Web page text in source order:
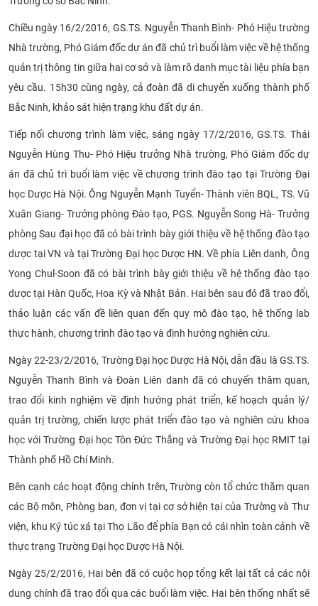
Chiều ngày 16/2/2016, GS.TS. Nguyễn Thanh Bình- Phó Hiệu trường
Nhà trường, Phó Giám đốc dự án đã chủ trì buổi làm việc về hệ thống
quản trị thông tin giữa hai cơ sở và làm rõ danh mục tài liệu phía bạn
yêu cầu. 15h30 cùng ngày, cả đoàn đã di chuyển xuống thành phố
Bắc Ninh, khảo sát hiện trạng khu đất dự án.
Tiếp nối chương trình làm việc, sáng ngày 17/2/2016, GS.TS. Thái
Nguyễn Hùng Thu- Phó Hiệu trưởng Nhà trường, Phó Giám đốc dự
án đã chủ trì buổi làm việc về chương trình đào tạo tại Trường Đại
học Dược Hà Nội. Ông Nguyễn Mạnh Tuyển- Thành viên BQL, TS. Vũ
Xuân Giang- Trưởng phòng Đào tạo, PGS. Nguyễn Song Hà- Trưởng
phòng Sau đại học đã có bài trình bày giới thiệu về hệ thống đào tạo
dược tại VN và tại Trường Đại học Dược HN. Về phía Liên danh, Ông
Yong Chul-Soon đã có bài trình bày giới thiệu về hệ thống đào tạo
dược tại Hàn Quốc, Hoa Kỳ và Nhật Bản. Hai bên sau đó đã trao đổi,
thảo luận các vấn đề liên quan đến quy mô đào tạo, hệ thống lab
thực hành, chương trình đào tạo và định hướng nghiên cứu.
Ngày 22-23/2/2016, Trường Đại học Dược Hà Nội, dẫn đầu là GS.TS.
Nguyễn Thanh Bình và Đoàn Liên danh đã có chuyến thăm quan,
trao đổi kinh nghiệm về định hướng phát triển, kế hoạch quản lý/
quản trị trường, chiến lược phát triển đào tạo và nghiên cứu khoa
học với Trường Đại học Tôn Đức Thắng và Trường Đại học RMIT tại
Thành phố Hồ Chí Minh.
Bên cạnh các hoạt động chính trên, Trường còn tổ chức thăm quan
các Bộ môn, Phòng ban, đơn vị tại cơ sở hiện tại của Trường và Thư
viện, khu Ký túc xá tại Thọ Lão để phía Bạn có cái nhìn toàn cảnh về
thực trạng Trường Đại học Dược Hà Nội.
Ngày 25/2/2016, Hai bên đã có cuộc họp tổng kết lại tất cả các nội
dung chính đã trao đổi qua các buổi làm việc. Hai bên thống nhất sẽ